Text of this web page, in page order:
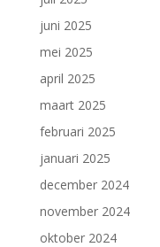
juni 2025
mei 2025
april 2025
maart 2025
februari 2025
januari 2025
december 2024
november 2024
oktober 2024